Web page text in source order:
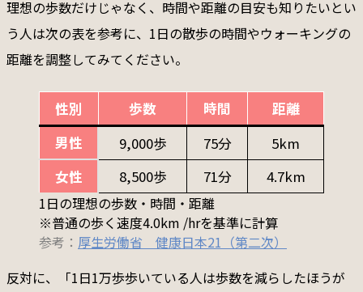
理想の歩数だけじゃなく、時間や距離の目安も知りたいとい
う人は次の表を参考に、1日の散歩の時間やウォーキングの
距離を調整してみてください。
性別 歩数 時間
距離
男性
9,000歩 75分
5km
女性
8,500歩 71分
4.7km
1日の理想の歩数・時間・距離
※普通の歩く速度4.0km /hrを基準に計算
参考： 厚生労働省 健康日本21（第二次）
反対に、「1日1万歩歩いている人は歩数を減らしたほうが